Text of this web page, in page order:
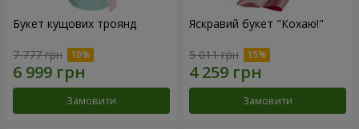
Букет кущових троянд
7 777 грн
Замовити
Яскравий букет "Кохаю!"
5 011 грн
Замовити